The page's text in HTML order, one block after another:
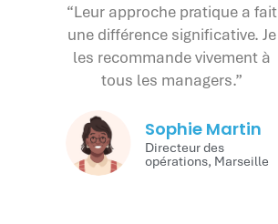
“Leur approche pratique a fait
une différence significative. Je
les recommande vivement à
tous les managers.”
Sophie Martin
Directeur des
opérations, Marseille